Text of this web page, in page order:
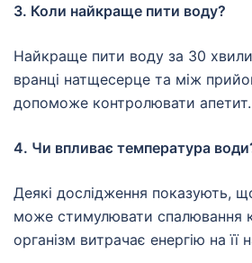
3. Коли найкраще пити воду?
Найкраще пити воду за 30
вранці натщесерце та між
допоможе контролювати апетит.
4. Чи впливає температура
Деякі дослідження показують,
може стимулювати спалювання
організм витрачає енергію на її